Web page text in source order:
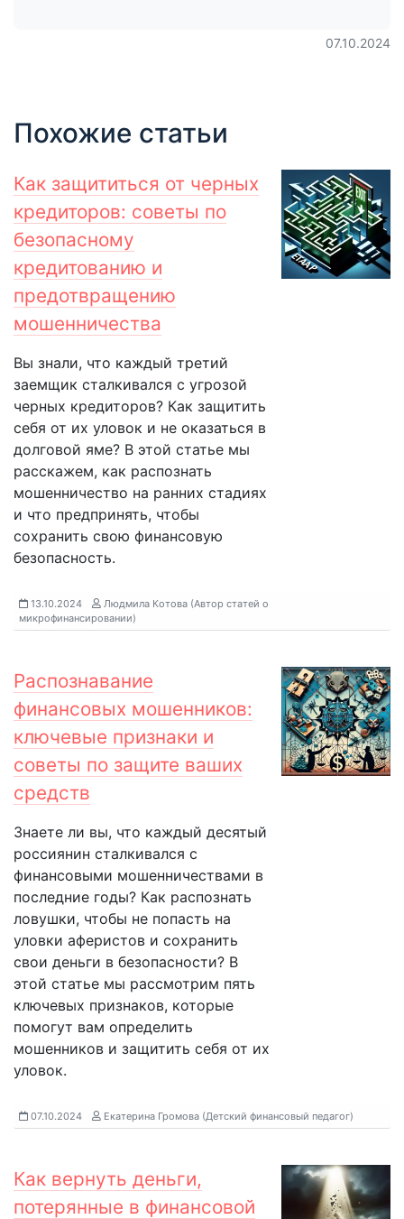
07.10.2024
Похожие статьи
Как защититься от черных
кредиторов: советы по
безопасному
кредитованию и
предотвращению
мошенничества
Вы знали, что каждый третий
заемщик сталкивался с угрозой
черных кредиторов? Как защитить
себя от их уловок и не оказаться в
долговой яме? В этой статье мы
расскажем, как распознать
мошенничество на ранних стадиях
и что предпринять, чтобы
сохранить свою финансовую
безопасность.
13.10.2024
Людмила Котова (Автор статей о
микрофинансировании)
Распознавание
финансовых мошенников:
ключевые признаки и
советы по защите ваших
средств
Знаете ли вы, что каждый десятый
россиянин сталкивался с
финансовыми мошенничествами в
последние годы? Как распознать
ловушки, чтобы не попасть на
уловки аферистов и сохранить
свои деньги в безопасности? В
этой статье мы рассмотрим пять
ключевых признаков, которые
помогут вам определить
мошенников и защитить себя от их
уловок.
07.10.2024 Екатерина Громова (Детский финансовый педагог)
Как вернуть деньги,
потерянные в финансовой